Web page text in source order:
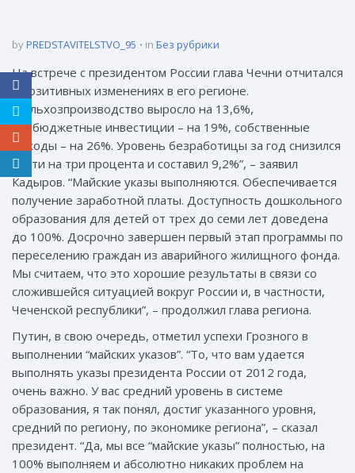
byPREDSTAVITELSTVO_95 in Без рубрики
На встрече с президентом России глава Чечни отчитался
о позитивных изменениях в его регионе.
“Сельхозпроизводство выросло на 13,6%,
внебюджетные инвестиции – на 19%, собственные
доходы – на 26%. Уровень безработицы за год снизился
почти на три процента и составил 9,2%”, – заявил
Кадыров. “Майские указы выполняются. Обеспечивается
получение заработной платы. Доступность дошкольного
образования для детей от трех до семи лет доведена
до 100%. Досрочно завершен первый этап программы по
переселению граждан из аварийного жилищного фонда.
Мы считаем, что это хорошие результаты в связи со
сложившейся ситуацией вокруг России и, в частности,
Чеченской республики”, – продолжил глава региона.
Путин, в свою очередь, отметил успехи Грозного в
выполнении “майских указов”. “То, что вам удается
выполнять указы президента России от 2012 года,
очень важно. У вас средний уровень в системе
образования, я так понял, достиг указанного уровня,
средний по региону, по экономике региона”, – сказал
президент. “Да, мы все “майские указы” полностью, на
100% выполняем и абсолютно никаких проблем на